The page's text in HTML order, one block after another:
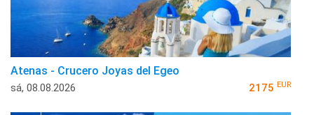
Atenas - Crucero Joyas del Egeo
sá, 08.08.2026 2175 EUR